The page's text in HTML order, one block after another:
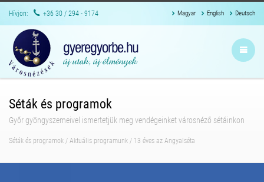
Hívjon: +36 30 / 294 - 9174 Magyar English Deutsch
Séták és programok
Győr gyöngyszemeivel ismertetjük meg vendégeinket városnéző sétáinkon
Séták és programok / Aktuális programunk / 13 éves az Angyalséta